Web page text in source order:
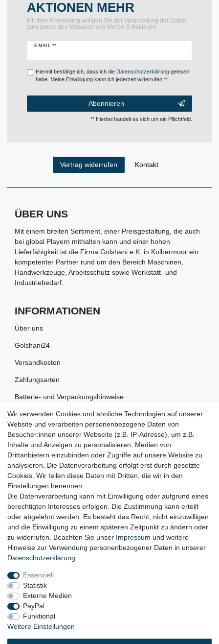
AKTIONEN MEHR
Mit Ihrer Anmeldung willigen Sie der Verarbeitung der Daten
zum zweck des Versands von Werbe-E-Mails ein.
E-MAIL **
Newsletter
Hiermit bestätige ich, dass ich die Daten­schutz­erklärunggelesen
habe. Meine Einwilligung kann ich jederzeit widerrufen.**
Abonnieren
** Hierbei handelt es sich um ein Pflichtfeld.
Vertrag widerrufen Kontakt
ÜBER UNS
Mit einem breiten Sortiment, einer Preisgestaltung, die auch
bei global Playern mithalten kann und einer hohen
Lieferfähigkeit ist die Firma Golshani e.K. in Kolbermoor ein
kompetenter Partner rund um den Bereich Maschinen,
Handwerkzeuge, Arbeitsschutz sowie Werkstatt- und
Industriebedarf.
INFORMATIONEN
Über uns
Golshani24
Versandkosten
Zahlungsarten
Batterie- und Verpackungshinweise
RECHTLICHES
Impressum
Datenschutz
Widerrufsrecht
AGB
Widerrufsformular
KONTAKT
Tel.: 08031-23444-0
info@werkzeugfundgrube.de
Wir verwenden Cookies und ähnliche Technologien auf unserer
Website und verarbeiten personenbezogene Daten von
Besucher:innen unserer Webseite (z.B. IP-Adresse), um z.B.
Inhalte und Anzeigen zu personalisieren, Medien von
Drittanbietern einzubinden oder Zugriffe auf unsere Website zu
analysieren. Die Datenverarbeitung erfolgt erst durch gesetzte
Cookies. Wir teilen diese Daten mit Dritten, die wir in den
Einstellungen benennen.
Die Datenverarbeitung kann mit Einwilligung oder aufgrund eines
berechtigten Interesses erfolgen. Die Zustimmung kann erteilt
oder abgelehnt werden. Es besteht das Recht, nicht einzuwilligen
und die Einwilligung zu einem späteren Zeitpunkt zu ändern oder
zu widerrufen. Beachten Sie unser Impressum und weitere
Hinweise zur Verwendung personenbezogener Daten in unserer
Daten­schutz­erklärung
Essenziell
Statistik
Externe Medien
PayPal
Funktional
Weitere Einstellungen